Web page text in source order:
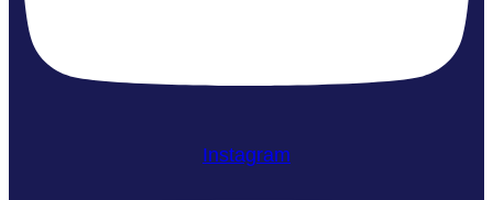
Instagram